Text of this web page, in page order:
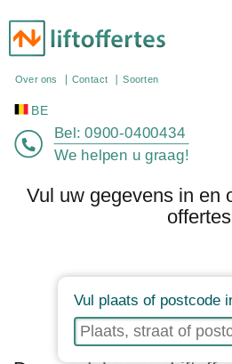
Over ons
BE
Bel: 0900-0400434
We helpen u graag!
Vul uw gegevens in en
offertes
Vul plaats of postcode